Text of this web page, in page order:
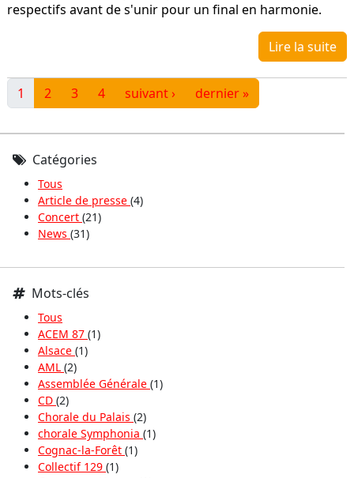
respectifs avant de s'unir pour un final en harmonie.
Lire la suite
1 2 3 4 suivant › dernier »
Catégories
Tous
Article de presse (4)
Concert (21)
News (31)
Mots-clés
Tous
ACEM 87 (1)
Alsace (1)
AML (2)
Assemblée Générale (1)
CD (2)
Chorale du Palais (2)
chorale Symphonia (1)
Cognac-la-Forêt (1)
Collectif 129 (1)